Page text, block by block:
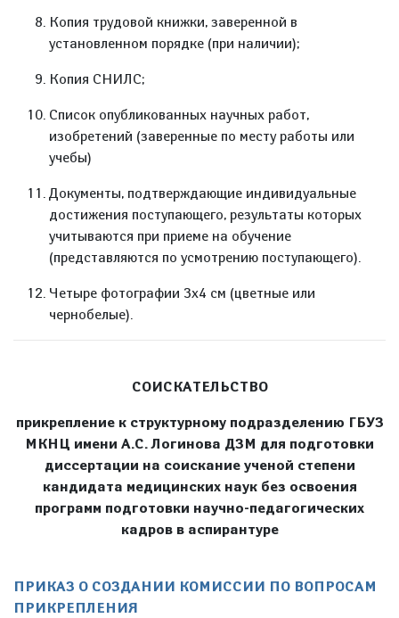
Копия трудовой книжки, заверенной в
установленном порядке (при наличии);
Копия СНИЛС;
Список опубликованных научных работ,
изобретений (заверенные по месту работы или
учебы)
Документы, подтверждающие индивидуальные
достижения поступающего, результаты которых
учитываются при приеме на обучение
(представляются по усмотрению поступающего).
Четыре фотографии 3х4 см (цветные или
чернобелые).
СОИСКАТЕЛЬСТВО
прикрепление к структурному подразделению ГБУЗ
МКНЦ имени А.С. Логинова ДЗМ для подготовки
диссертации на соискание ученой степени
кандидата медицинских наук без освоения
программ подготовки научно-педагогических
кадров в аспирантуре
ПРИКАЗ О СОЗДАНИИ КОМИССИИ ПО ВОПРОСАМ
ПРИКРЕПЛЕНИЯ